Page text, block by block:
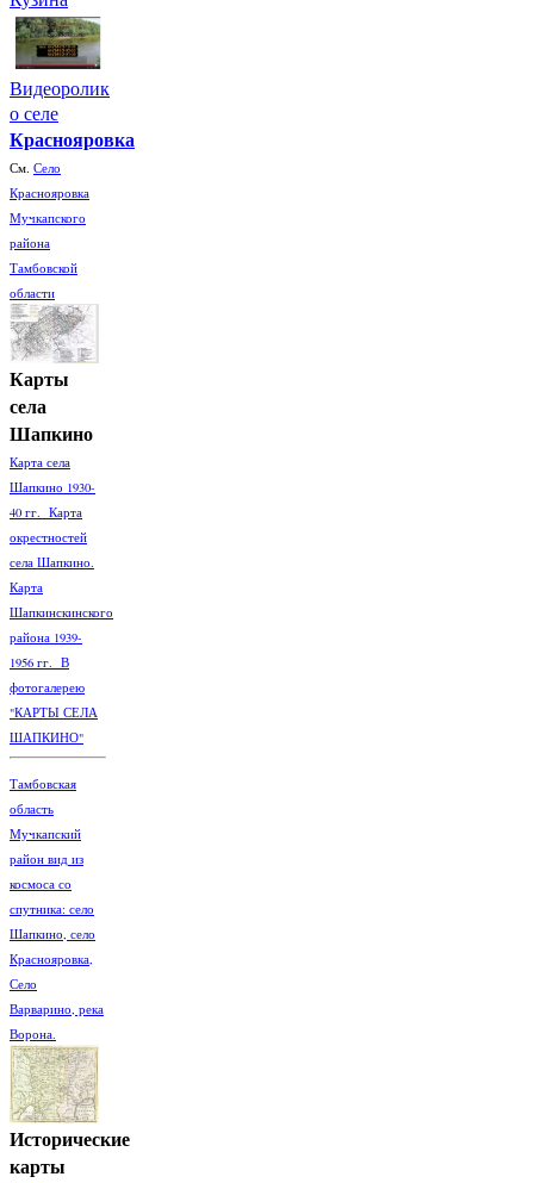
Видеоролик
о селе
Краснояровка
См. Село
Краснояровка
Мучкапского
района
Тамбовской
области
Карты
села
Шапкино
Карта села
Шапкино 1930-
40 гг. Карта
окрестностей
села Шапкино.
Карта
Шапкинскинского
района 1939-
1956 гг. В
фотогалерею
"КАРТЫ СЕЛА
ШАПКИНО"
Тамбовская
область
Мучкапский
район вид из
космоса со
спутника: село
Шапкино, село
Краснояровка,
Село
Варварино, река
Ворона.
Исторические
карты